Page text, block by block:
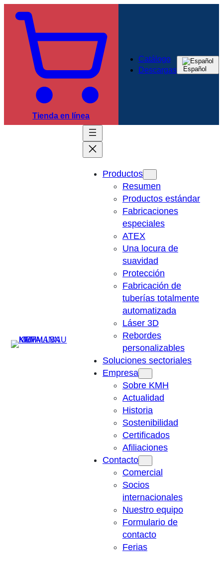
contenido
Tienda en línea
Catálogo
Descargas
Español
Productos
Resumen
Productos estándar
Fabricaciones
especiales
ATEX
Una locura de
suavidad
Protección
Fabricación de
tuberías totalmente
automatizada
Láser 3D
Rebordes
personalizables
Soluciones sectoriales
Empresa
Sobre KMH
Actualidad
Historia
Sostenibilidad
Certificados
Afiliaciones
Contacto
Comercial
Socios
internacionales
Nuestro equipo
Formulario de
contacto
Ferias